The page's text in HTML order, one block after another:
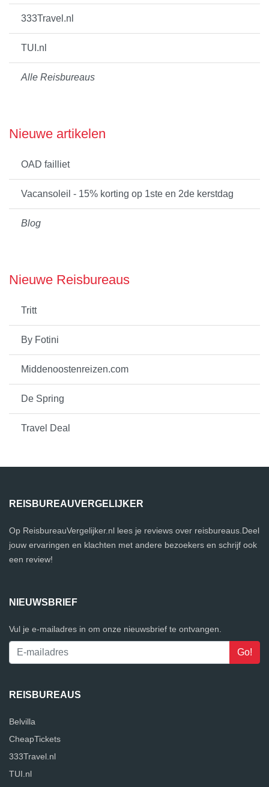
333Travel.nl
TUI.nl
Alle Reisbureaus
Nieuwe artikelen
OAD failliet
Vacansoleil - 15% korting op 1ste en 2de kerstdag
Blog
Nieuwe Reisbureaus
Tritt
By Fotini
Middenoostenreizen.com
De Spring
Travel Deal
REISBUREAUVERGELIJKER
Op ReisbureauVergelijker.nl lees je reviews over reisbureaus.Deel
jouw ervaringen en klachten met andere bezoekers en schrijf ook
een review!
NIEUWSBRIEF
Vul je e-mailadres in om onze nieuwsbrief te ontvangen.
REISBUREAUS
Belvilla
CheapTickets
333Travel.nl
TUI.nl